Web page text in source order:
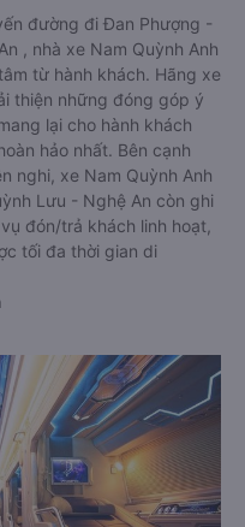
đường đi Đan Phượng -
, nhà xe Nam Quỳnh Anh
từ hành khách. Hãng xe
thiện những đóng góp ý
lại cho hành khách
hảo nhất. Bên cạnh
nghi, xe Nam Quỳnh Anh
Lưu - Nghệ An còn ghi
đón/trả khách linh hoạt,
tối đa thời gian di